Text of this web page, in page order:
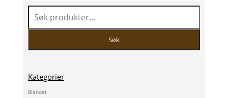
Søk
etter:
Søk
Kategorier
Blandet